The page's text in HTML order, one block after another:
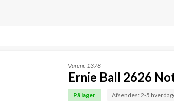
Varenr. 1378
Ernie Ball 2626
På lager Afsendes: 2-5